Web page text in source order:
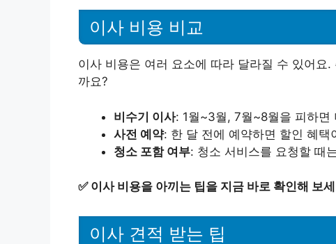
이사 비용 비교
이사 비용은 여러 요소에 따라 달라질 수 있어
까요?
비수기 이사: 1월~3월, 7월~8월을 피하면
사전 예약: 한 달 전에 예약하면 할인 혜택
청소 포함 여부: 청소 서비스를 요청할 때
✅ 이사 비용을 아끼는 팁을 지금 바로 확인해 보
이사 견적 받는 팁